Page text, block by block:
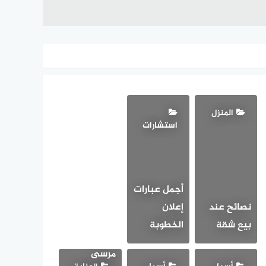
المنزل
نصائح عند
بيع شقة
استشارات
أجمل عبارات
إعلان
الخطوبة
مرسى